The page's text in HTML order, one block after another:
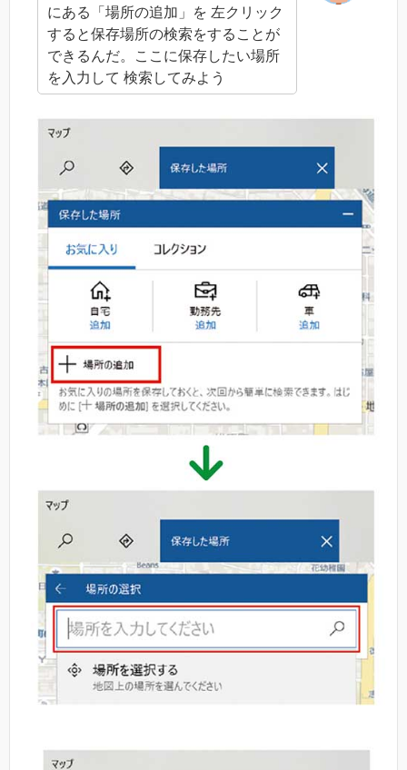
にある「場所の追加」を 左クリック
すると保存場所の検索をすることが
できるんだ。ここに保存したい場所
を入力して 検索してみよう